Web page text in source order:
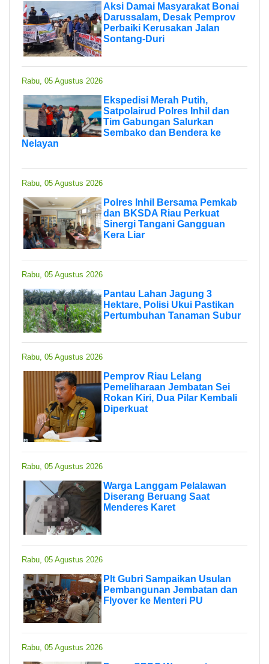
Aksi Damai Masyarakat Bonai
Darussalam, Desak Pemprov
Perbaiki Kerusakan Jalan
Sontang-Duri
Rabu, 05 Agustus 2026
Ekspedisi Merah Putih,
Satpolairud Polres Inhil dan
Tim Gabungan Salurkan
Sembako dan Bendera ke
Nelayan
Rabu, 05 Agustus 2026
Polres Inhil Bersama Pemkab
dan BKSDA Riau Perkuat
Sinergi Tangani Gangguan
Kera Liar
Rabu, 05 Agustus 2026
Pantau Lahan Jagung 3
Hektare, Polisi Ukui Pastikan
Pertumbuhan Tanaman Subur
Rabu, 05 Agustus 2026
Pemprov Riau Lelang
Pemeliharaan Jembatan Sei
Rokan Kiri, Dua Pilar Kembali
Diperkuat
Rabu, 05 Agustus 2026
Warga Langgam Pelalawan
Diserang Beruang Saat
Menderes Karet
Rabu, 05 Agustus 2026
Plt Gubri Sampaikan Usulan
Pembangunan Jembatan dan
Flyover ke Menteri PU
Rabu, 05 Agustus 2026